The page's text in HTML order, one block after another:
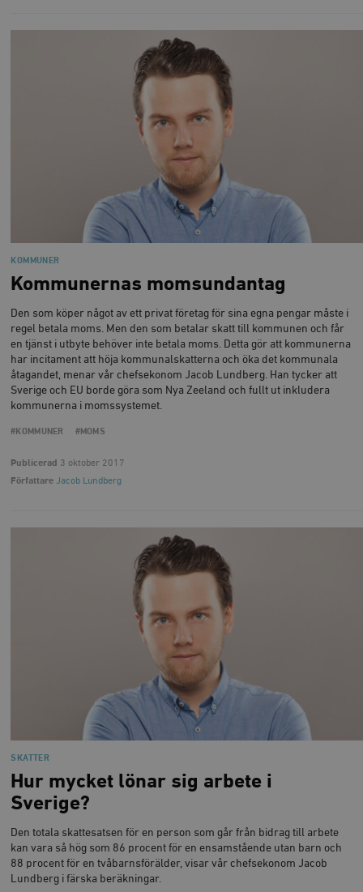
KOMMUNER
Kommunernas momsundantag
Den som köper något av ett privat företag för sina egna pengar måste i
regel betala moms. Men den som betalar skatt till kommunen och får
en tjänst i utbyte behöver inte betala moms. Detta gör att kommunerna
har incitament att höja kommunalskatterna och öka det kommunala
åtagandet, menar vår chefsekonom Jacob Lundberg. Han tycker att
Sverige och EU borde göra som Nya Zeeland och fullt ut inkludera
kommunerna i momssystemet.
#KOMMUNER #MOMS
Publicerad 3 oktober 2017
Författare Jacob Lundberg
SKATTER
Hur mycket lönar sig arbete i
Sverige?
Den totala skattesatsen för en person som går från bidrag till arbete
kan vara så hög som 86 procent för en ensamstående utan barn och
88 procent för en tvåbarnsförälder, visar vår chefsekonom Jacob
Lundberg i färska beräkningar.